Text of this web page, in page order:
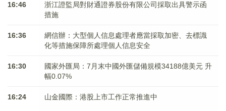
16:46
浙江證監局對財通證券股份有限公司採取出具警示函
措施
16:36
網信辦：大型個人信息處理者應當採取加密、去標識
化等措施保障所處理個人信息安全
16:30
國家外匯局：7月末中國外匯儲備規模34188億美元 升
幅0.07%
16:24 山金國際：港股上市工作正常推進中